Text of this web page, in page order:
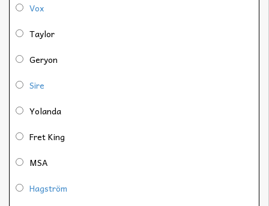
Vox
Taylor
Geryon
Sire
Yolanda
Fret King
MSA
Hagström